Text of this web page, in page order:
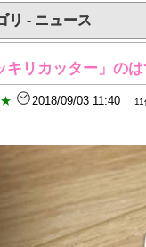
リ - ニュース
キリカッター」の
2018/09/03 11:40